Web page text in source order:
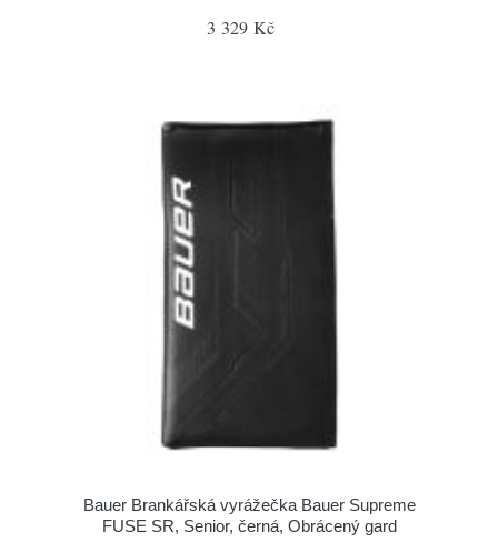
3 329 Kč
Bauer Brankářská vyrážečka Bauer Supreme
FUSE SR, Senior, černá, Obrácený gard